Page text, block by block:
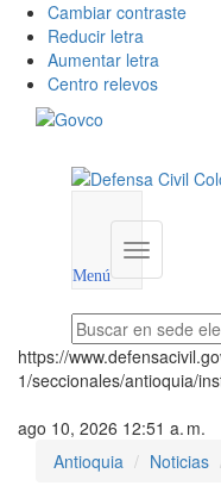
Cambiar contraste
Reducir letra
Aumentar letra
Centro relevos
Menú
Menú
institucional
https://
1/seccionales/antioquia/
ago 10, 2026 12:51 a. m.
Antioquia
Noticias